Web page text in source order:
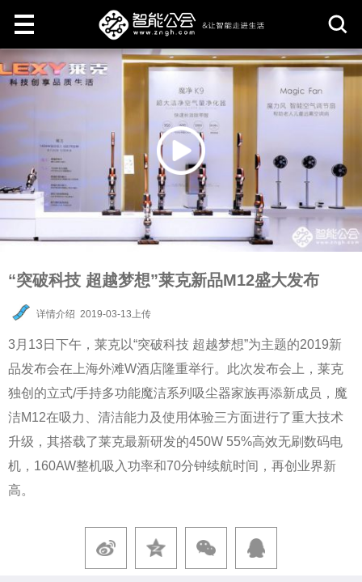
取
“突破科技 超越梦想”莱克新品M12盛大发布
详情介绍 2019-03-13上传
3月13日下午，莱克以“突破科技 超越梦想”为主题的2019新
品发布会在上海外滩W酒店隆重举行。此次发布会上，莱克
独创的立式/手持多功能魔洁系列吸尘器家族再添新成员，魔
洁M12在吸力、清洁能力及使用体验三方面进行了重大技术
升级，其搭载了莱克最新研发的450W 55%高效无刷数码电
机，160AW整机吸入功率和70分钟续航时间，再创业界新
高。